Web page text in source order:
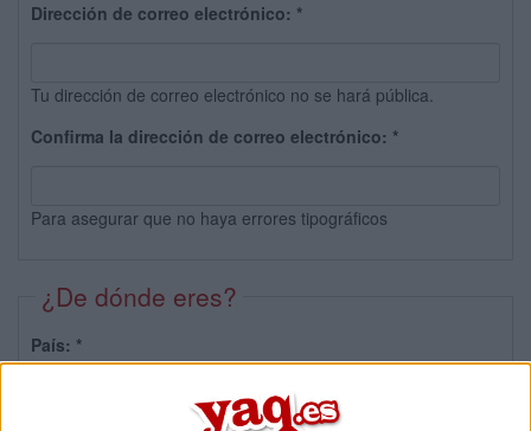
Dirección de correo electrónico: *
Tu dirección de correo electrónico no se hará pública.
Confirma la dirección de correo electrónico: *
Para asegurar que no haya errores tipográficos
¿De dónde eres?
País: *